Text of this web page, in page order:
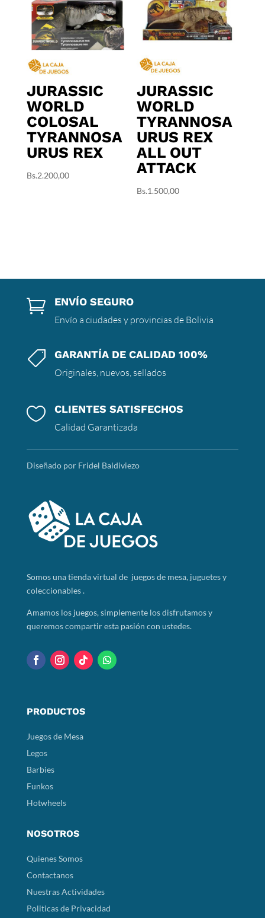
JURASSIC
WORLD
COLOSAL
TYRANNOSA
URUS REX
Bs.2.200,00
JURASSIC
WORLD
TYRANNOSA
URUS REX
ALL OUT
ATTACK
Bs.1.500,00
 ENVÍO SEGURO
Envío a ciudades y provincias de Bolivia
 GARANTÍA DE CALIDAD 100%
Originales, nuevos, sellados
 CLIENTES SATISFECHOS
Calidad Garantizada
Diseñado por Fridel Baldiviezo
Somosuna tienda virtual de juegos de mesa, juguetes y
coleccionables .
Amamos los juegos, simplemente los disfrutamos y
queremos compartir esta pasión con ustedes.
PRODUCTOS
Juegos de Mesa
Legos
Barbies
Funkos
Hotwheels
NOSOTROS
Quienes Somos
Contactanos
Nuestras Actividades
Politicas de Privacidad